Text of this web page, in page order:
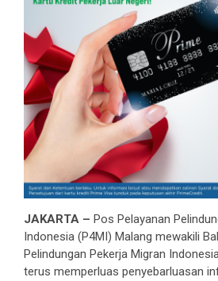
JAKARTA – Pos Pelayanan
Indonesia (P4MI) Malang mewakili
Pelindungan Pekerja Migran
terus memperluas penyebarluasan